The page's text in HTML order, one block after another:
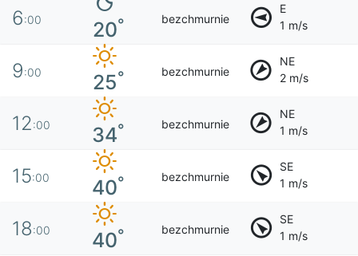
6:00 20° bezchmurnie
E
1 m/s
9:00 25° bezchmurnie
NE
2 m/s
12:00 34° bezchmurnie
NE
1 m/s
15:00 40° bezchmurnie
SE
1 m/s
18:00 40° bezchmurnie
SE
1 m/s